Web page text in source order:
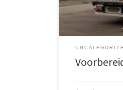
weekend van […]